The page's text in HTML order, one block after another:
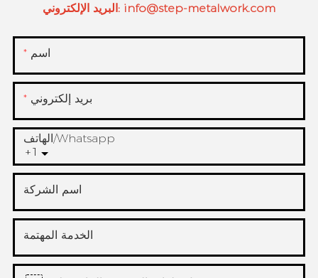
البريد الإلكتروني: info@step-metalwork.com
اسم
بريد إلكتروني
+1
الهاتف/whatsapp
اسم الشركة
الخدمة المهتمة